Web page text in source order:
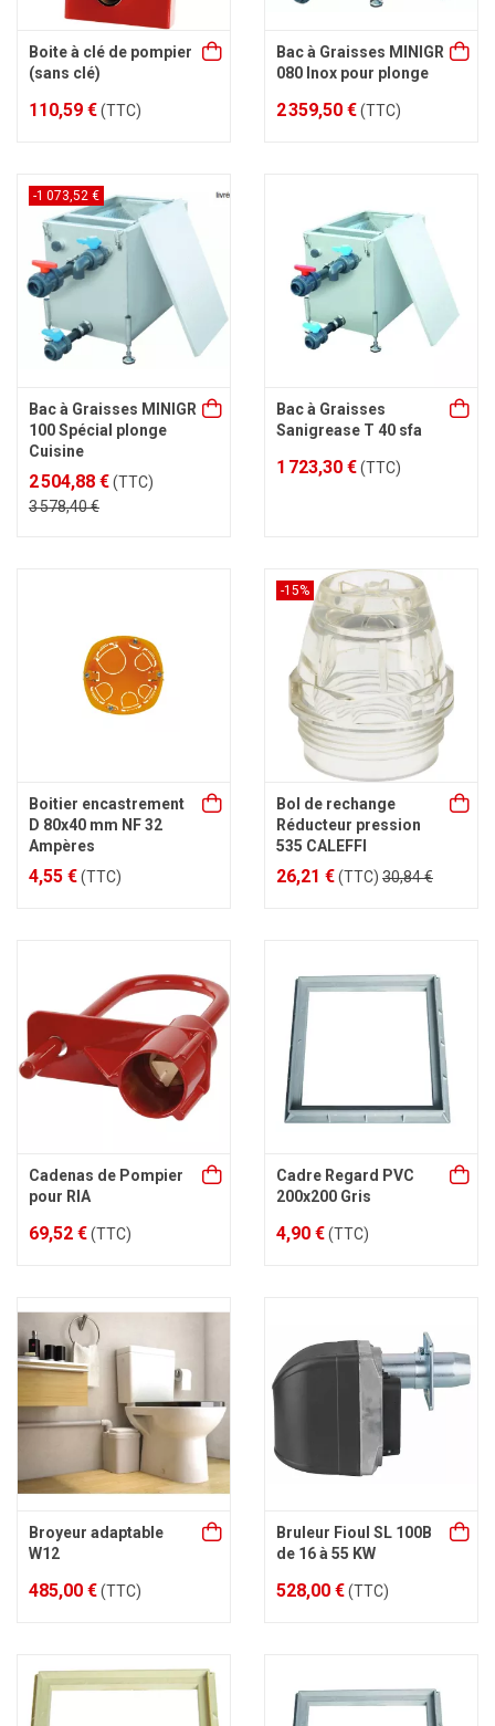
Boite à clé de pompier
(sans clé)
110,59 €(TTC)
Bac à Graisses MINIGR
080 Inox pour plonge
2 359,50 €(TTC)
-1 073,52 €
Bac à Graisses MINIGR
100 Spécial plonge
Cuisine
2 504,88 €(TTC)
3 578,40 €
Bac à Graisses
Sanigrease T 40 sfa
1 723,30 €(TTC)
Boitier encastrement
D 80x40 mm NF 32
Ampères
4,55 €(TTC)
-15%
Bol de rechange
Réducteur pression
535 CALEFFI
26,21 €(TTC) 30,84 €
Cadenas de Pompier
pour RIA
69,52 €(TTC)
Cadre Regard PVC
200x200 Gris
4,90 €(TTC)
Broyeur adaptable
W12
485,00 €(TTC)
Bruleur Fioul SL 100B
de 16 à 55 KW
528,00 €(TTC)